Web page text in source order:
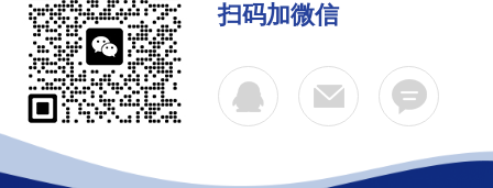
扫码加微信